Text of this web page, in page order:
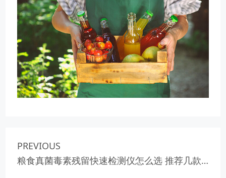
PREVIOUS
粮食真菌毒素残留快速检测仪怎么选 推荐几款